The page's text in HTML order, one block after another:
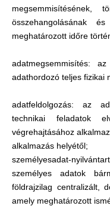
megsemmisítésének,
összehangolásának
meghatározott időre
adatmegsemmisítés:
adathordozó teljes fizikai
adatfeldolgozás: az
technikai feladatok
végrehajtásához
alkalmazás helyétől;
személyesadat-
személyes adatok
földrajzilag centralizált,
amely meghatározott